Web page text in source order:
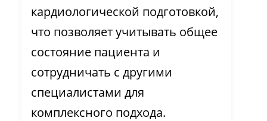
кардиологической подготовкой,
что позволяет учитывать общее
состояние пациента и
сотрудничать с другими
специалистами для
комплексного подхода.